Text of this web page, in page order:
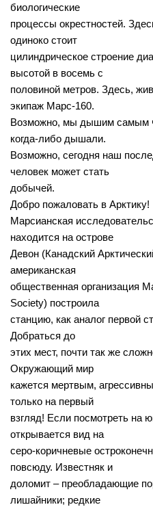
биологические
процессы окрестностей.
одиноко стоит
цилиндрическое строение
высотой в восемь с
половиной метров. Здесь,
экипаж Марс-160.
Возможно, мы дышим самым
когда-либо дышали.
Возможно, сегодня наш
человек может стать
добычей.
Добро пожаловать в Арктику!
Марсианская
находится на острове
Девон (Канадский
американская
общественная организация
Society) построила
станцию, как аналог первой
Добраться до
этих мест, почти так же
Окружающий мир
кажется мертвым,
только на первый
взгляд! Если посмотреть на
открывается вид на
серо-коричневые
повсюду. Известняк и
доломит – преобладающие
лишайники; редкие